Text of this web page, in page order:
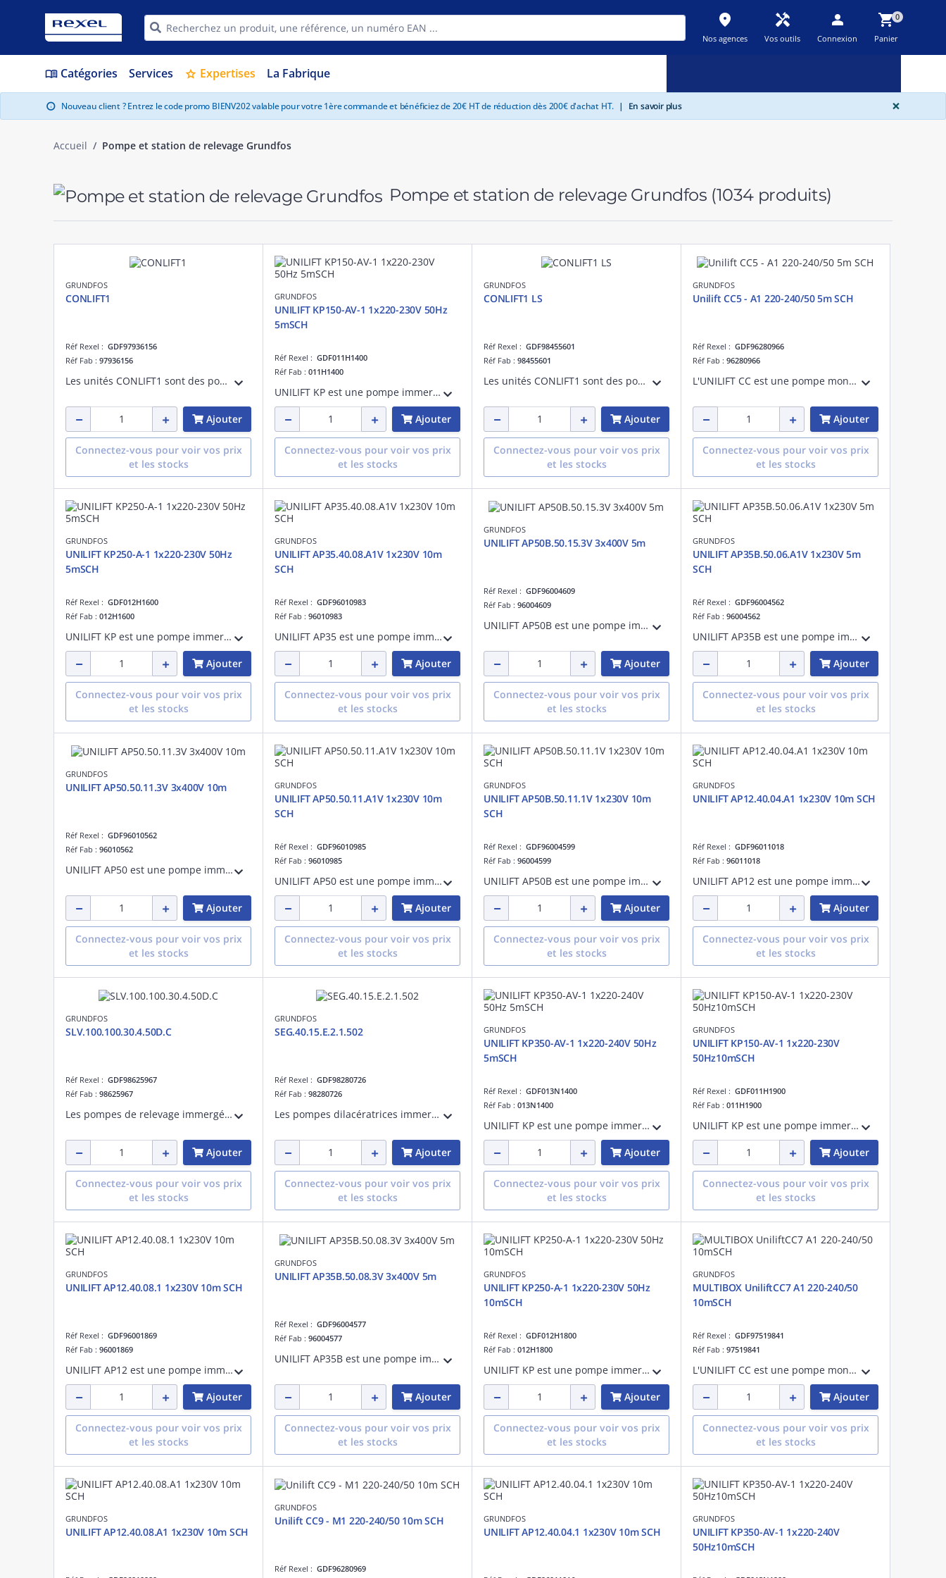
place
Nos agences
handyman
Vos outils
person
Connexion
shopping_cart0
Panier
menu_book Catégories Services star Expertises La Fabrique
info Nouveau client ? Entrez le code promo BIENV202 valable pour votre 1ère commande et bénéficiez de 20€ HT de réduction dès 200€ d'achat HT. | En savoir plus ×
Accueil Pompe et station de relevage Grundfos
Pompe et station de relevage Grundfos (1034 produits)
GRUNDFOS
CONLIFT1
Réf Rexel : GDF97936156
Réf Fab : 97936156
Les unités CONLIFT1 sont des pompes d'évacuation des condensats pour le pompage des condensats collectés en dessous du niveau des égouts ou qui ne peuvent pas s'écouler vers le système d'assainissement des bâtiments ou être évacués par une
Ajouter
Connectez-vous pour voir vos prix
et les stocks
GRUNDFOS
UNILIFT KP150-AV-1 1x220-230V 50Hz
5mSCH
Réf Rexel : GDF011H1400
Réf Fab : 011H1400
UNILIFT KP est une pompe immergée compacte en acier inoxydable conçue pour le pompage des eaux non agressives et des eaux grises. Elle peut être utilisée comme unité portative ou installation fixe à l'intérieur et à l'extérieur des bâtiment
Ajouter
Connectez-vous pour voir vos prix
et les stocks
GRUNDFOS
CONLIFT1 LS
Réf Rexel : GDF98455601
Réf Fab : 98455601
Les unités CONLIFT1 sont des pompes d'évacuation des condensats pour le pompage des condensats collectés en dessous du niveau des égouts ou qui ne peuvent pas s'écouler vers le système d'assainissement des bâtiments ou être évacués par une
Ajouter
Connectez-vous pour voir vos prix
et les stocks
GRUNDFOS
Unilift CC5 - A1 220-240/50 5m SCH
Réf Rexel : GDF96280966
Réf Fab : 96280966
L'UNILIFT CC est une pompe monocellulaire immergée, conçue pour le pompage des eaux claires, non agressives et des eaux grises jusqu'à un niveau de 3 mm d'eau. Elle dispose d'un double refoulement, lui permettant de s'adapter facilement aux
Ajouter
Connectez-vous pour voir vos prix
et les stocks
GRUNDFOS
UNILIFT KP250-A-1 1x220-230V 50Hz
5mSCH
Réf Rexel : GDF012H1600
Réf Fab : 012H1600
UNILIFT KP est une pompe immergée compacte en acier inoxydable conçue pour le pompage des eaux non agressives et des eaux grises. Elle peut être utilisée comme unité portative ou installation fixe à l'intérieur et à l'extérieur des bâtiment
Ajouter
Connectez-vous pour voir vos prix
et les stocks
GRUNDFOS
UNILIFT AP35.40.08.A1V 1x230V 10m
SCH
Réf Rexel : GDF96010983
Réf Fab : 96010983
UNILIFT AP35 est une pompe immergée en acier inoxydable conçue pour le pompage des eaux non agressives et des eaux usées grises contenant des particules jusqu'à 35 mm. Elle peut être utilisée comme unité portative ou installation fixe.
Ajouter
Connectez-vous pour voir vos prix
et les stocks
GRUNDFOS
UNILIFT AP50B.50.15.3V 3x400V 5m
Réf Rexel : GDF96004609
Réf Fab : 96004609
UNILIFT AP50B est une pompe immergée en acier inoxydable conçue pour le pompage des eaux usées contenant des particules jusqu'à 50 mm. Elle peut être installée sur un accouplement automatique, ce qui permet notamment de faciliter l'entretie
Ajouter
Connectez-vous pour voir vos prix
et les stocks
GRUNDFOS
UNILIFT AP35B.50.06.A1V 1x230V 5m
SCH
Réf Rexel : GDF96004562
Réf Fab : 96004562
UNILIFT AP35B est une pompe immergée en acier inoxydable conçue pour le pompage des effluents contenant des particules jusqu'à 35 mm. Elle peut être installée sur un accouplement automatique, ce qui permet notamment de faciliter l'entretien
Ajouter
Connectez-vous pour voir vos prix
et les stocks
GRUNDFOS
UNILIFT AP50.50.11.3V 3x400V 10m
Réf Rexel : GDF96010562
Réf Fab : 96010562
UNILIFT AP50 est une pompe immergée en acier inoxydable conçue pour le pompage des eaux non agressives et des eaux usées grises contenant des particules jusqu'à 50 mm. Elle peut être utilisée comme unité portative ou installation fixe.
Ajouter
Connectez-vous pour voir vos prix
et les stocks
GRUNDFOS
UNILIFT AP50.50.11.A1V 1x230V 10m
SCH
Réf Rexel : GDF96010985
Réf Fab : 96010985
UNILIFT AP50 est une pompe immergée en acier inoxydable conçue pour le pompage des eaux non agressives et des eaux usées grises contenant des particules jusqu'à 50 mm. Elle peut être utilisée comme unité portative ou installation fixe.
Ajouter
Connectez-vous pour voir vos prix
et les stocks
GRUNDFOS
UNILIFT AP50B.50.11.1V 1x230V 10m
SCH
Réf Rexel : GDF96004599
Réf Fab : 96004599
UNILIFT AP50B est une pompe immergée en acier inoxydable conçue pour le pompage des eaux usées contenant des particules jusqu'à 50 mm. Elle peut être installée sur un accouplement automatique, ce qui permet notamment de faciliter l'entretie
Ajouter
Connectez-vous pour voir vos prix
et les stocks
GRUNDFOS
UNILIFT AP12.40.04.A1 1x230V 10m SCH
Réf Rexel : GDF96011018
Réf Fab : 96011018
UNILIFT AP12 est une pompe immergée en acier inoxydable conçue pour le pompage des eaux non agressives et des eaux usées grises contenant des particules jusqu'à 12 mm. Elle peut être utilisée comme unité portative ou installation fixe.
Ajouter
Connectez-vous pour voir vos prix
et les stocks
GRUNDFOS
SLV.100.100.30.4.50D.C
Réf Rexel : GDF98625967
Réf Fab : 98625967
Les pompes de relevage immergées Grundfos SLV (1.1-11 kW) sont équipées d'une roue SuperVortex. La section de passage à travers la pompe varie de 50 à 100 mm en fonction de la taille.
Ajouter
Connectez-vous pour voir vos prix
et les stocks
GRUNDFOS
SEG.40.15.E.2.1.502
Réf Rexel : GDF98280726
Réf Fab : 98280726
Les pompes dilacératrices immergées Grundfos SEG (0,9 à 4 kW) sont conçues pour pomper les eaux usées et les eaux contenant des boues. Équipées d'un broyeur breveté.
Ajouter
Connectez-vous pour voir vos prix
et les stocks
GRUNDFOS
UNILIFT KP350-AV-1 1x220-240V 50Hz
5mSCH
Réf Rexel : GDF013N1400
Réf Fab : 013N1400
UNILIFT KP est une pompe immergée compacte en acier inoxydable conçue pour le pompage des eaux non agressives et des eaux grises. Elle peut être utilisée comme unité portative ou installation fixe à l'intérieur et à l'extérieur des bâtiment
Ajouter
Connectez-vous pour voir vos prix
et les stocks
GRUNDFOS
UNILIFT KP150-AV-1 1x220-230V
50Hz10mSCH
Réf Rexel : GDF011H1900
Réf Fab : 011H1900
UNILIFT KP est une pompe immergée compacte en acier inoxydable conçue pour le pompage des eaux non agressives et des eaux grises. Elle peut être utilisée comme unité portative ou installation fixe à l'intérieur et à l'extérieur des bâtiment
Ajouter
Connectez-vous pour voir vos prix
et les stocks
GRUNDFOS
UNILIFT AP12.40.08.1 1x230V 10m SCH
Réf Rexel : GDF96001869
Réf Fab : 96001869
UNILIFT AP12 est une pompe immergée en acier inoxydable conçue pour le pompage des eaux non agressives et des eaux usées grises contenant des particules jusqu'à 12 mm. Elle peut être utilisée comme unité portative ou installation fixe.
Ajouter
Connectez-vous pour voir vos prix
et les stocks
GRUNDFOS
UNILIFT AP35B.50.08.3V 3x400V 5m
Réf Rexel : GDF96004577
Réf Fab : 96004577
UNILIFT AP35B est une pompe immergée en acier inoxydable conçue pour le pompage des effluents contenant des particules jusqu'à 35 mm. Elle peut être installée sur un accouplement automatique, ce qui permet notamment de faciliter l'entretien
Ajouter
Connectez-vous pour voir vos prix
et les stocks
GRUNDFOS
UNILIFT KP250-A-1 1x220-230V 50Hz
10mSCH
Réf Rexel : GDF012H1800
Réf Fab : 012H1800
UNILIFT KP est une pompe immergée compacte en acier inoxydable conçue pour le pompage des eaux non agressives et des eaux grises. Elle peut être utilisée comme unité portative ou installation fixe à l'intérieur et à l'extérieur des bâtiment
Ajouter
Connectez-vous pour voir vos prix
et les stocks
GRUNDFOS
MULTIBOX UniliftCC7 A1 220-240/50
10mSCH
Réf Rexel : GDF97519841
Réf Fab : 97519841
L'UNILIFT CC est une pompe monocellulaire immergée, conçue pour le pompage des eaux claires, non agressives et des eaux grises jusqu'à un niveau de 3 mm d'eau. Elle dispose d'un double refoulement, lui permettant de s'adapter facilement aux
Ajouter
Connectez-vous pour voir vos prix
et les stocks
GRUNDFOS
UNILIFT AP12.40.08.A1 1x230V 10m SCH
GRUNDFOS
Unilift CC9 - M1 220-240/50 10m SCH
Réf Rexel : GDF96280969
GRUNDFOS
UNILIFT AP12.40.04.1 1x230V 10m SCH
GRUNDFOS
UNILIFT KP350-AV-1 1x220-240V
50Hz10mSCH